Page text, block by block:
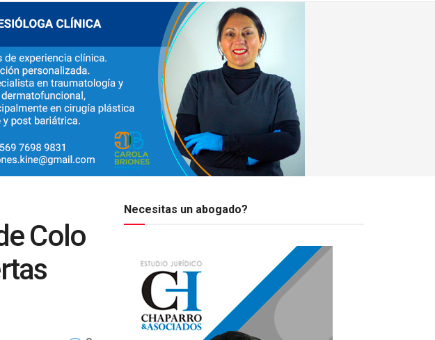
Colo
Necesitas un abogado?